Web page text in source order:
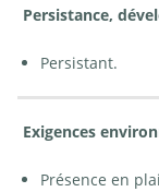
Persistance,
Persistant.
Exigences
Présence en